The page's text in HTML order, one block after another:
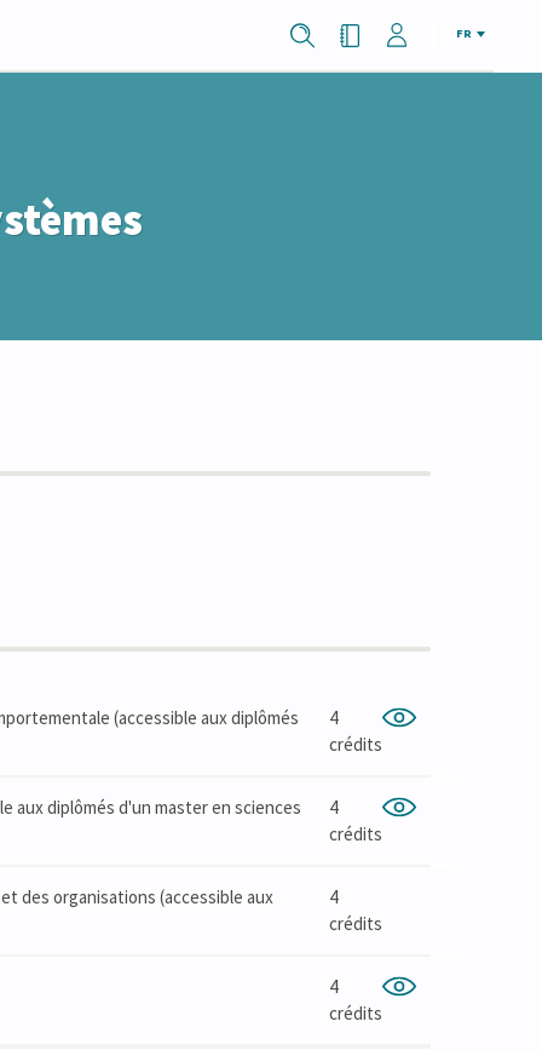
FR
(accessible aux diplômés
4
crédits
aux diplômés d'un master en sciences
4
crédits
des organisations (accessible aux
4
crédits
4
crédits